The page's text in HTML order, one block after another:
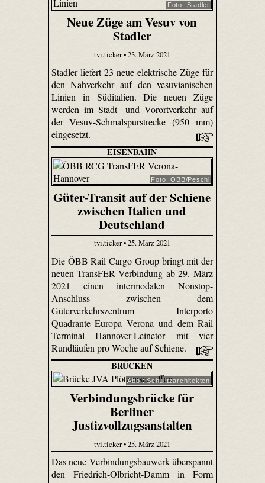
Foto: Stadler
Neue Züge am Vesuv von
Stadler
tvi.ticker • 23. März 2021
Stadler liefert 23 neue elektrische Züge für
den Nahverkehr auf den vesuvianischen
Linien in Süditalien. Die neuen Züge
werden im Stadt- und Vorortverkehr auf
der Vesuv-Schmalspurstrecke (950 mm)
eingesetzt.
EISENBAHN
Foto: ÖBB/Peschl
Güter-Transit auf der Schiene
zwischen Italien und
Deutschland
tvi.ticker • 25. März 2021
Die ÖBB Rail Cargo Group bringt mit der
neuen TransFER Verbindung ab 29. März
2021 einen intermodalen Nonstop-
Anschluss zwischen dem
Güterverkehrszentrum Interporto
Quadrante Europa Verona und dem Rail
Terminal Hannover-Leinetor mit vier
Rundläufen pro Woche auf Schiene.
BRÜCKEN
Abb.: Schulitzarchitekten
Verbindungsbrücke für
Berliner
Justizvollzugsanstalten
tvi.ticker • 25. März 2021
Das neue Verbindungsbauwerk überspannt
den Friedrich-Olbricht-Damm in Form